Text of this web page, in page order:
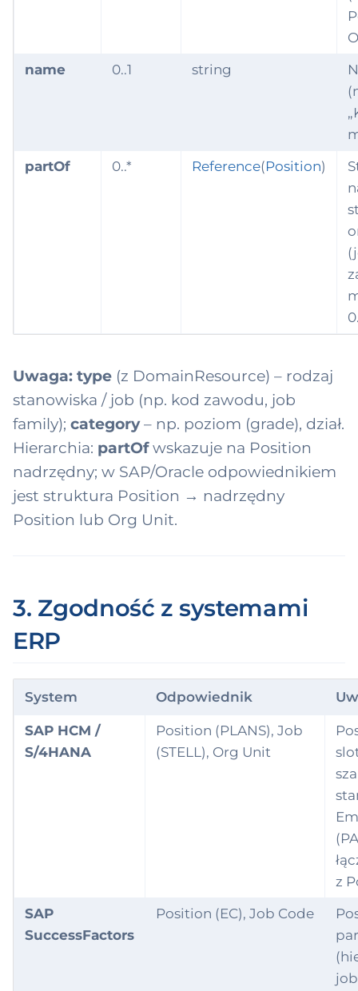
name
0..1 string
partOf
0..* Reference(Position)
Uwaga: type (z DomainResource) – rodzaj
stanowiska / job (np. kod zawodu, job
family); category– np. poziom (grade), dział.
Hierarchia: partOfwskazuje na Position
nadrzędny; w SAP/Oracle odpowiednikiem
jest struktura Position → nadrzędny
Position lub Org Unit.
3. Zgodność z systemami
ERP
System Odpowiednik
SAP HCM /
S/4HANA
Position (PLANS), Job
(STELL), Org Unit
z
SAP
SuccessFactors
Position (EC), Job Code